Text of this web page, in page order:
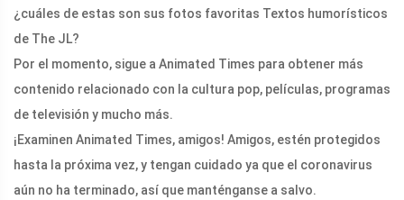
¿cuáles de estas son sus fotos favoritas Textos humorísticos
de The JL?
Por el momento, sigue a Animated Times para obtener más
contenido relacionado con la cultura pop, películas, programas
de televisión y mucho más.
¡Examinen Animated Times, amigos! Amigos, estén protegidos
hasta la próxima vez, y tengan cuidado ya que el coronavirus
aún no ha terminado, así que manténganse a salvo.